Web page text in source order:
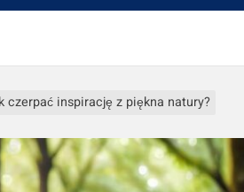
czerpać inspirację z piękna natury?